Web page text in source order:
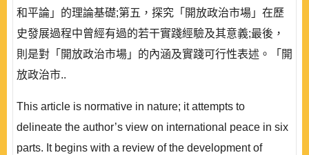
和平論」的理論基礎;第五，探究「開放政治市場」在歷
史發展過程中曾經有過的若干實踐經驗及其意義;最後，
則是對「開放政治市場」的內涵及實踐可行性表述。「開
放政治市..
This article is normative in nature; it attempts to
delineate the author’s view on international peace in six
parts. It begins with a review of the development of